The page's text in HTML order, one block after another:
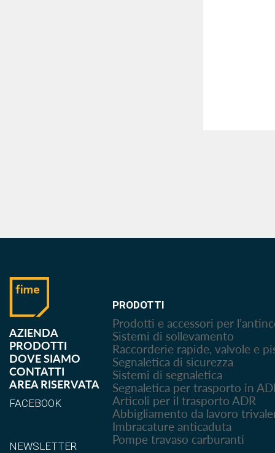
AZIENDA
PRODOTTI
DOVE SIAMO
CONTATTI
AREA RISERVATA
FACEBOOK
NEWSLETTER
PRODOTTI
Prodotti e accessori per
Sistemi di sollevamento
Raccorderie rapide, valvole e
Segnaletica di sicurezza
Sistemi di segnaletica
Segnaletica per trasporto in
Articoli per il trasporto ADR
Abbigliamento da lavoro
Imbracature anticaduta
Pompe travaso carburanti